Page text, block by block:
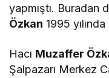
yapmıştı. Buradan
Özkan 1995
Hacı Muzaffer
Şalpazarı Merkez